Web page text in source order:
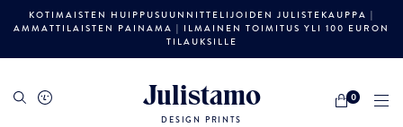
KOTIMAISTEN HUIPPUSUUNNITTELIJOIDEN JULISTEKAUPPA |
AMMATTILAISTEN PAINAMA | ILMAINEN TOIMITUS YLI 100 EURON
TILAUKSILLE
Julistamo
DESIGN PRINTS
0